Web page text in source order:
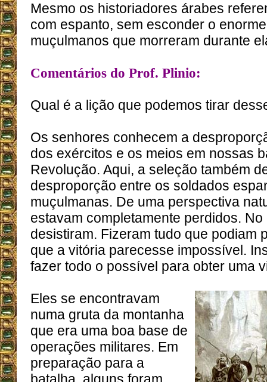
Mesmo os historiadores árabes
com espanto, sem esconder o
muçulmanos que morreram durante
Comentários do Prof. Plinio:
Qual é a lição que podemos tirar
Os senhores conhecem a
dos exércitos e os meios em nossas
Revolução. Aqui, a seleção também
desproporção entre os soldados
muçulmanas. De uma perspectiva
estavam completamente perdidos.
desistiram. Fizeram tudo que podiam
que a vitória parecesse impossível.
fazer todo o possível para obter uma
Eles se encontravam
numa gruta da montanha
que era uma boa base de
operações militares. Em
preparação para a